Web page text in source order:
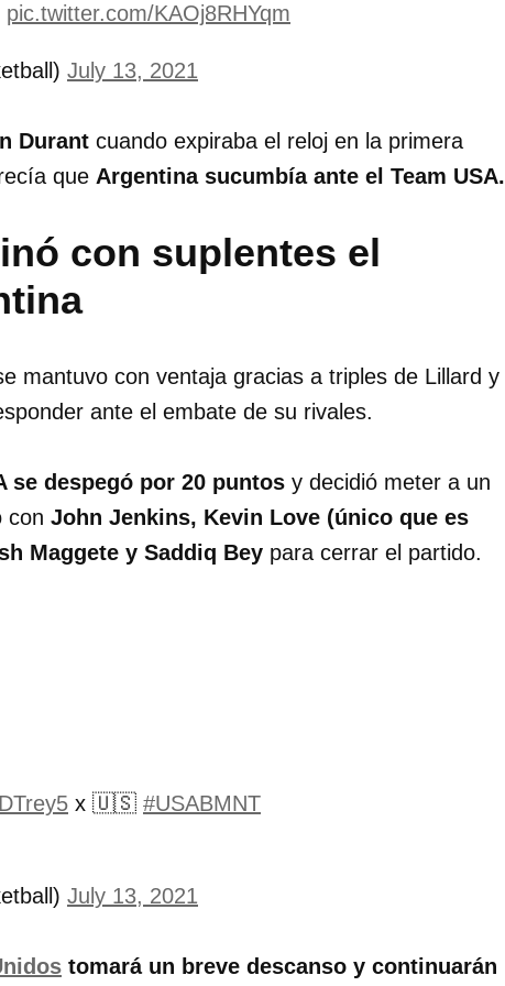
pic.twitter.com/KAOj8RHYqm
July 13, 2021
Durant cuando expiraba el reloj en la primera
que Argentina sucumbía ante el Team USA.
con suplentes el
mantuvo con ventaja gracias a triples de Lillard y
ante el embate de su rivales.
se despegó por 20 puntos y decidió meter a un
con John Jenkins, Kevin Love (único que es
Maggete y Saddiq Bey para cerrar el partido.
x 🇺🇸 #USABMNT
July 13, 2021
tomará un breve descanso y continuarán